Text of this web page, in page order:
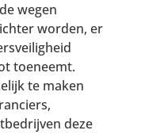
wegen
worden, er
toeneemt.
te maken
deze